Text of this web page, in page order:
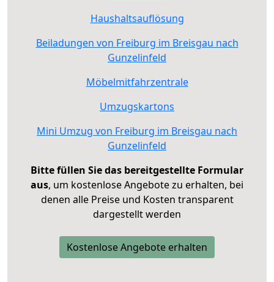
Haushaltsauflösung
Beiladungen von Freiburg im Breisgau nach
Gunzelinfeld
Möbelmitfahrzentrale
Umzugskartons
Mini Umzug von Freiburg im Breisgau nach
Gunzelinfeld
Bitte füllen Sie das bereitgestellte Formular
aus, um kostenlose Angebote zu erhalten, bei
denen alle Preise und Kosten transparent
dargestellt werden
Kostenlose Angebote erhalten